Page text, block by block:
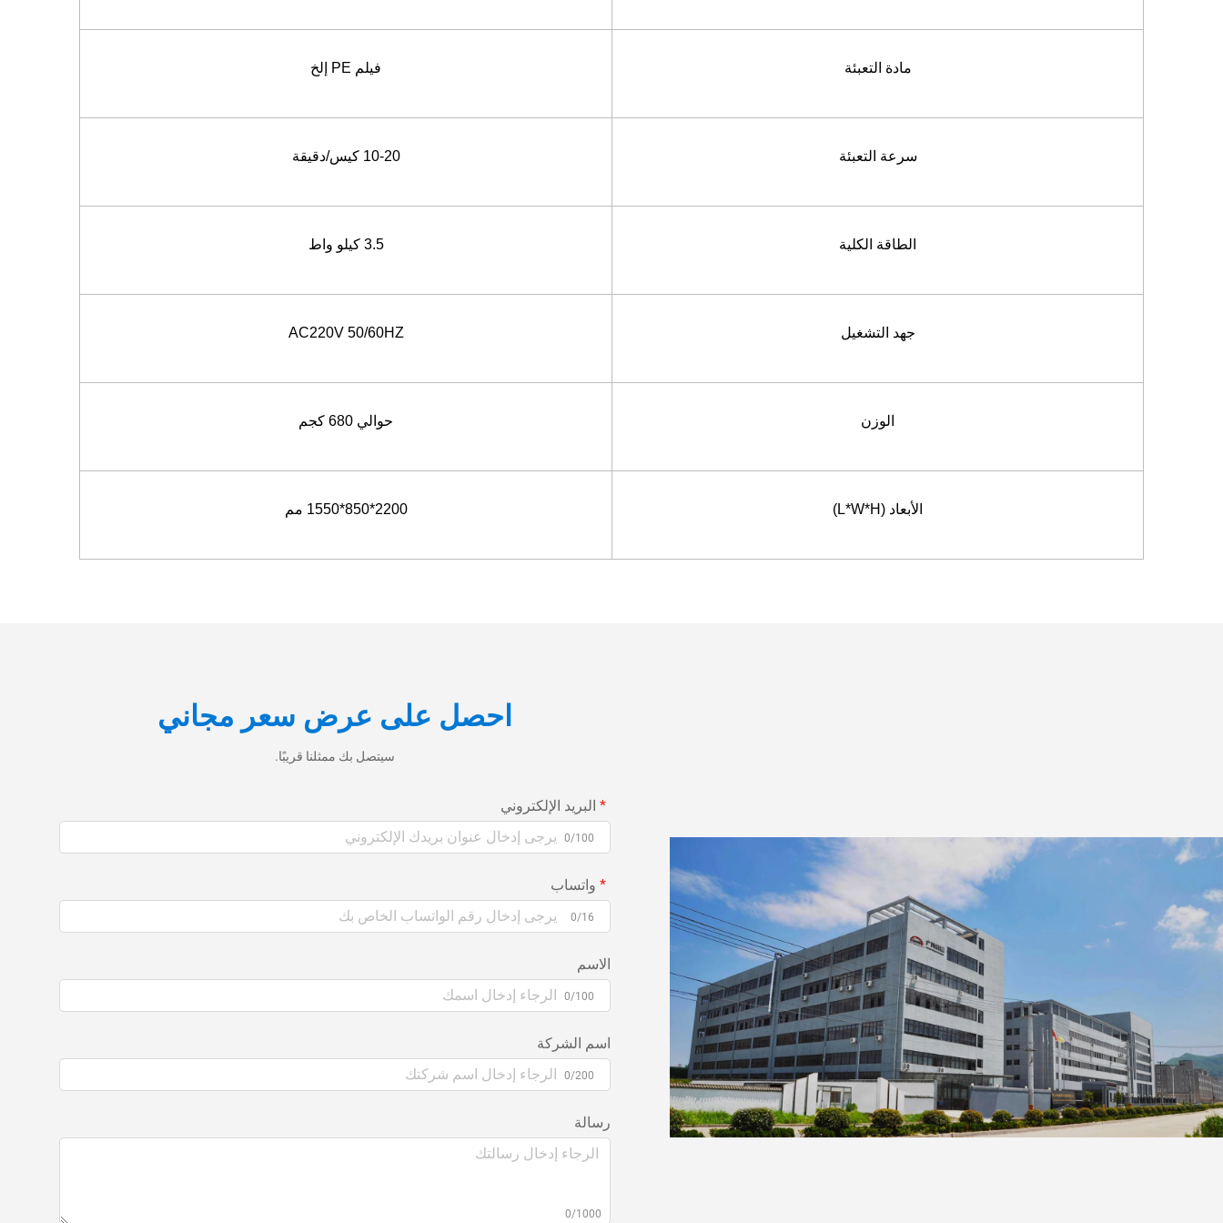
مادة التعبئة فيلم PE إلخ
سرعة التعبئة 10-20 كيس/دقيقة
الطاقة الكلية 3.5 كيلو واط
جهد التشغيل AC220V 50/60HZ
الوزن حوالي 680 كجم
الأبعاد (L*W*H) 2200*850*1550 مم
احصل على عرض سعر مجاني
سيتصل بك ممثلنا قريبًا.
البريد الإلكتروني
0/100
واتساب
0/16
الاسم
0/100
اسم الشركة
0/200
رسالة
0/1000